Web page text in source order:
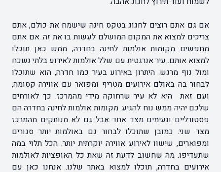
אם גם אתם רוצים לחגוג בטקס חינה שישמח את כולם, אתם
צריכים למצוא את המקום המושלם לעשות בו את זה. אם אתם
מחפשים מקומות אולמות לחינה בחדרה, ממש כאן תוכלו
למצוא אותם. עיר אנרגטית עם שלל אולמות לאירוע בלתי נשכח
ומול נוף מרגש. היתרון באירוע בעיר כמו חדרה, הוא שתוכלו
לבחור בה באולם אירועים מטריף ומפואר עם אווירה קסומה,
ועם זאת היא לא עיר שרחוקה מידי מהמרכז. כך לאורחים
שלכם יהיה ממש נוח להגיע. מקומות אולמות לחינה בחדרה הם
פסטורליים ונעימים מצד אחד אבל גם לא מנותקים מהמרכז
מצד שני. כמובן שתוכלו לבחור גם באולמות יותר סגורים
ומפוארים, שישוו לאירוע אווירה יוקרתית יותר. הכל תלוי במה
שתעדיפו. מה שחשוב לדעת זה שאת כל האופציות לאולמות
אירועים בחדרה, תוכלו למצוא באתר שלנו. אנחנו כאן עם